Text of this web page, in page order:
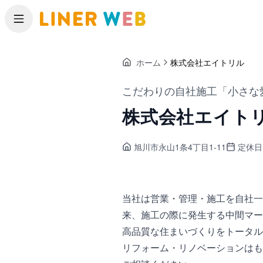
メニュー
ホーム 株式会社エイトリル
こだわりの自社施工「小さ
株式会社エイト
旭川市永山1条4丁目1-11 定休
当社は営業・管理・施工を自社
来、施工の際に発生する中間マ
高品質な住まいづくりをトータ
リフォーム・リノベーションは